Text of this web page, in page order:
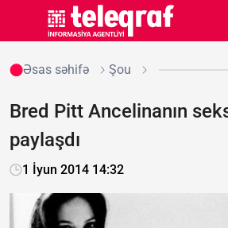
Əsas səhifə Şou
Bred Pitt Ancelinanın
paylaşdı
1 İyun 2014 14:32